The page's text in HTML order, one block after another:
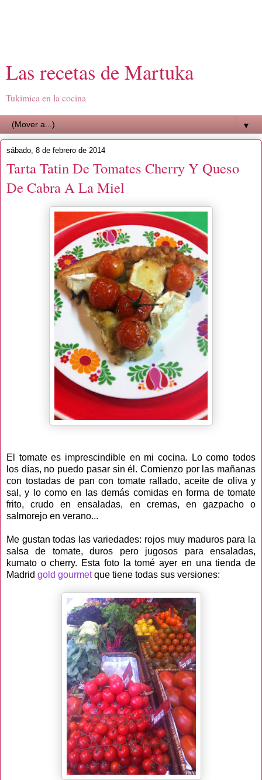
Las recetas de Martuka
Tukimica en la cocina
▼
sábado, 8 de febrero de 2014
Tarta Tatin De Tomates Cherry Y Queso
De Cabra A La Miel
El tomate es imprescindible en mi cocina. Lo como todos
los días, no puedo pasar sin él. Comienzo por las mañanas
con tostadas de pan con tomate rallado, aceite de oliva y
sal, y lo como en las demás comidas en forma de tomate
frito, crudo en ensaladas, en cremas, en gazpacho o
salmorejo en verano...
Me gustan todas las variedades: rojos muy maduros para la
salsa de tomate, duros pero jugosos para ensaladas,
kumato o cherry. Esta foto la tomé ayer en una tienda de
Madrid gold gourmetque tiene todas sus versiones: